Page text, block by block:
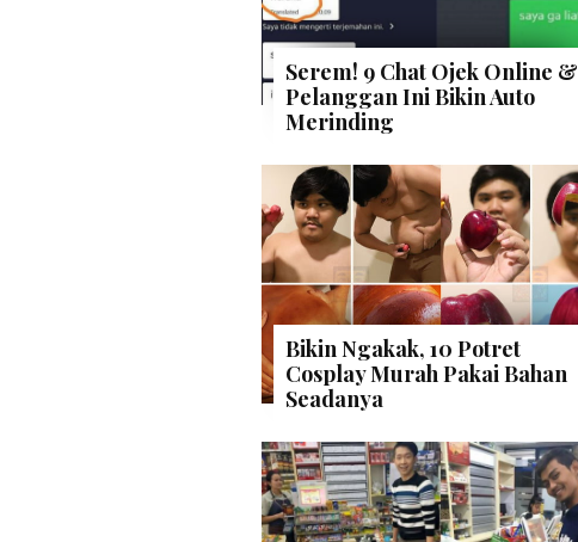
Serem! 9 Chat Ojek Online &
Pelanggan Ini Bikin Auto
Merinding
Bikin Ngakak, 10 Potret
Cosplay Murah Pakai Bahan
Seadanya